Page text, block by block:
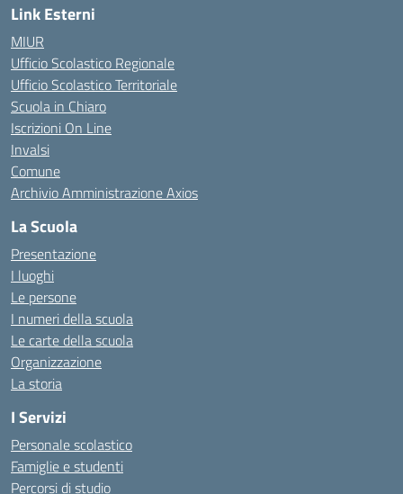
Link Esterni
MIUR
Ufficio Scolastico Regionale
Ufficio Scolastico Territoriale
Scuola in Chiaro
Iscrizioni On Line
Invalsi
Comune
Archivio Amministrazione Axios
La Scuola
Presentazione
I luoghi
Le persone
I numeri della scuola
Le carte della scuola
Organizzazione
La storia
I Servizi
Personale scolastico
Famiglie e studenti
Percorsi di studio